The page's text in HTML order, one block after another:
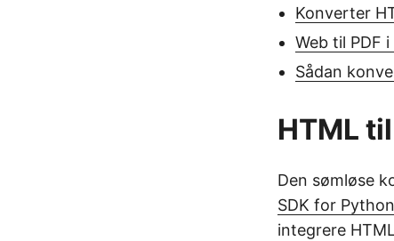
Konverter
Web til PDF
Sådan
HTML
Den sømløse
SDK for Python
integrere